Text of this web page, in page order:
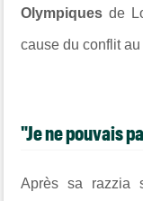
Olympiquesde
cause du conflit
"Je ne pouvais
Après sa razzia